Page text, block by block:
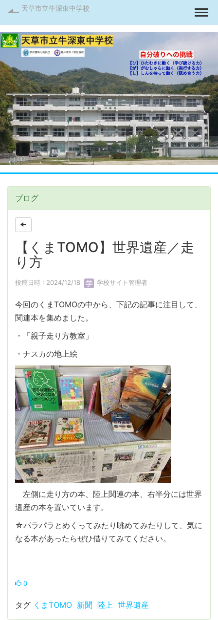
天草市立牛深東中学校
ブログ
【くまTOMO】世界遺産／走
り方
投稿日時 : 2024/12/18 学校サイト管理者
今回のくまTOMOの中から、下記の記事に注目して、
関連本を集めました。
・「親子走り方教室」
・ナスカの地上絵
左側に走り方の本、陸上関連の本、右半分には世界
遺産の本を置いています。
☆パラパラとめくってみたり眺めてみたりして、気に
なる本があったらぜひ借りてみてください。
0
タグ くまTOMO 新聞 陸上 世界遺産